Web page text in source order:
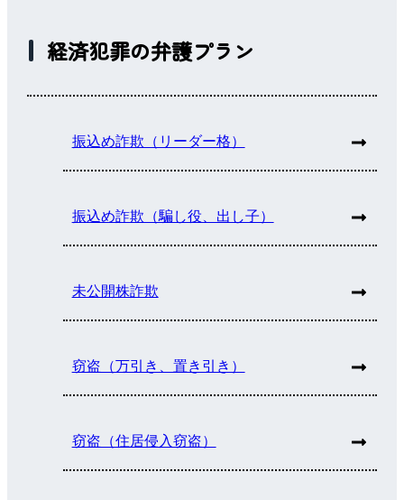
経済犯罪の弁護プラン
振込め詐欺（リーダー格）
振込め詐欺（騙し役、出し子）
未公開株詐欺
窃盗（万引き、置き引き）
窃盗（住居侵入窃盗）